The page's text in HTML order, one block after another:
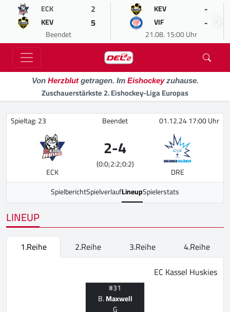
ECK 2
KEV 5
Beendet
KEV -
VIF -
21.08. 15:00 Uhr
Von Herzblutgetragen. Im Eishockeyzuhause.
Zuschauerstärkste 2. Eishockey-Liga Europas
Spieltag: 23 Beendet 01.12.24 17:00 Uhr
ECK
2-4
(0:0;2:2;0:2)
DRE
SpielberichtSpielverlaufLineupSpielerstats
LINEUP
1.Reihe 2.Reihe 3.Reihe
4.Reihe
EC Kassel Huskies
#31
B.Maxwell
G